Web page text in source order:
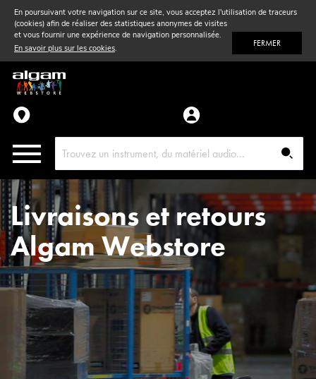
En poursuivant votre navigation sur ce site, vous acceptez l'utilisation de traceurs
(cookies) afin de réaliser des statistiques anonymes de visites
et vous fournir une expérience de navigation personnalisée.
En savoir plus sur les cookies. FERMER
Vent& Violon
Accessoires
Pièces détachées
Livraisons et retours
Algam Webstore